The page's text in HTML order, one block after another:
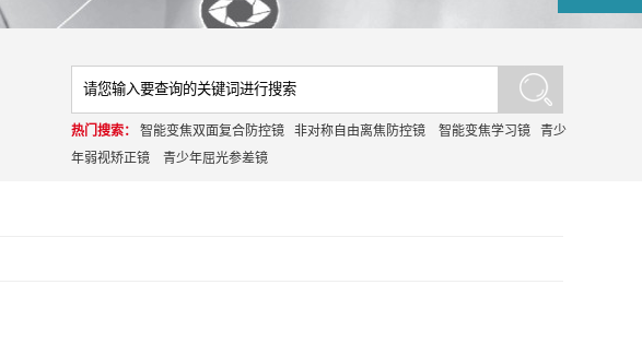
热门搜索： 智能变焦双面复合防控镜 非对称自由离焦防控镜 智能变焦学习镜
青少
年弱视矫正镜
青少年屈光参差镜